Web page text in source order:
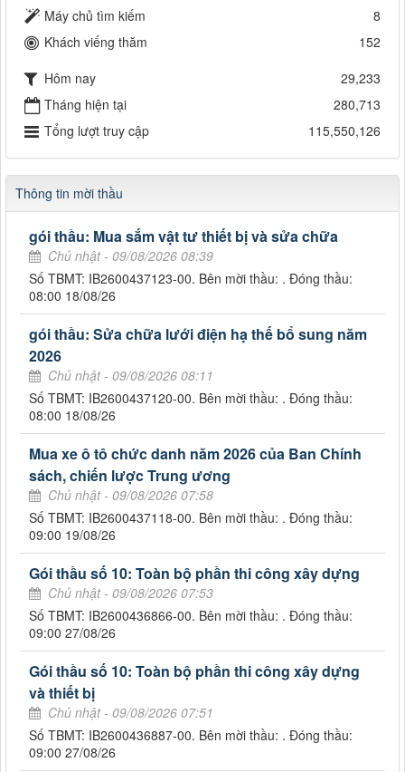
Máy chủ tìm kiếm
8
Khách viếng thăm
152
Hôm nay
29,233
Tháng hiện tại
280,713
Tổng lượt truy cập
115,550,126
Thông tin mời thầu
gói thầu: Mua sắm vật tư thiết bị và sửa chữa
Chủ nhật - 09/08/2026 08:39
Số TBMT: IB2600437123-00. Bên mời thầu: . Đóng thầu:
08:00 18/08/26
gói thầu: Sửa chữa lưới điện hạ thế bổ sung năm
2026
Chủ nhật - 09/08/2026 08:11
Số TBMT: IB2600437120-00. Bên mời thầu: . Đóng thầu:
08:00 18/08/26
Mua xe ô tô chức danh năm 2026 của Ban Chính
sách, chiến lược Trung ương
Chủ nhật - 09/08/2026 07:58
Số TBMT: IB2600437118-00. Bên mời thầu: . Đóng thầu:
09:00 19/08/26
Gói thầu số 10: Toàn bộ phần thi công xây dựng
Chủ nhật - 09/08/2026 07:53
Số TBMT: IB2600436866-00. Bên mời thầu: . Đóng thầu:
09:00 27/08/26
Gói thầu số 10: Toàn bộ phần thi công xây dựng
và thiết bị
Chủ nhật - 09/08/2026 07:51
Số TBMT: IB2600436887-00. Bên mời thầu: . Đóng thầu:
09:00 27/08/26